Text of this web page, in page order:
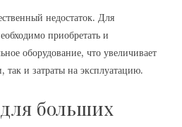
недостаток. Для
приобретать и
оборудование, что увеличивает
так и затраты на эксплуатацию.
больших